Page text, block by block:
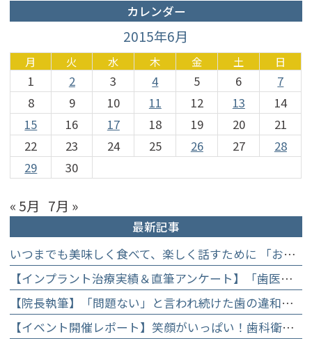
カレンダー
2015年6月
月 火 水 木 金 土 日
1 2 3 4 5 6
7
8
9 10 11 12 13
14
15
16 17 18 19 20
21
22
23 24 25 26 27
28
29
30
« 5月 7月 »
最新記事
いつまでも美味しく食べて、楽しく話すために 「お口からはじめる健康長寿教室」を開催します
【インプラント治療実績＆直筆アンケート】「歯医者が怖かった」トラウマを乗り越えて。70歳・介護士女性が手に入れた「晴れ晴れとした笑顔」と人生を支える噛み合わせ】
【院長執筆】「問題ない」と言われ続けた歯の違和感……60代女性が「80歳で20本の自前の歯」を守るために選んだ精密総合治療の全貌
【イベント開催レポート】笑顔がいっぱい！歯科衛生士×管理栄養士がお届けする「親子で楽しむむし歯になりにくいお菓子作り体験」】